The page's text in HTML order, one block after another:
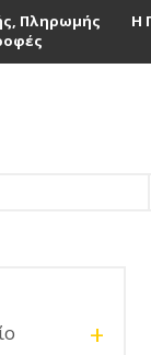
Πληρωμής
Η
+